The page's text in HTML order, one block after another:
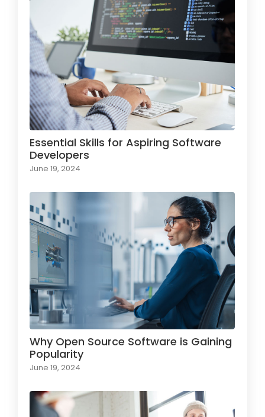
Essential Skills for Aspiring Software
Developers
June 19, 2024
Why Open Source Software is Gaining
Popularity
June 19, 2024